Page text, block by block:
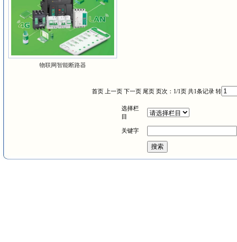
物联网智能断路器
首页 上一页 下一页 尾页 页次：1/1页 共1条记录 转
选择栏
目
关键字